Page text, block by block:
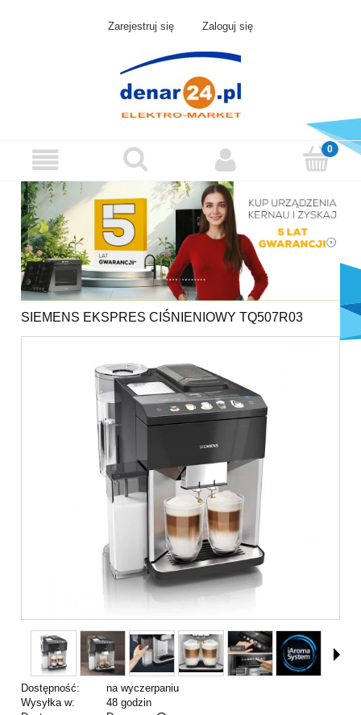
Zarejestruj się Zaloguj się
SIEMENS EKSPRES CIŚNIENIOWY TQ507R03
Dostępność:
na wyczerpaniu
Wysyłka w:
48 godzin